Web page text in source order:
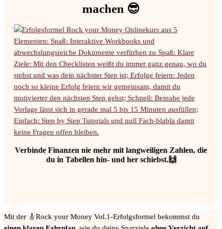
machen 😎
Verbinde Finanzen nie mehr mit langweiligen Zahlen, die
du in Tabellen hin- und her schiebst.🙌
Mit der 🎸Rock your Money Vol.1-Erfolgsformel bekommst du